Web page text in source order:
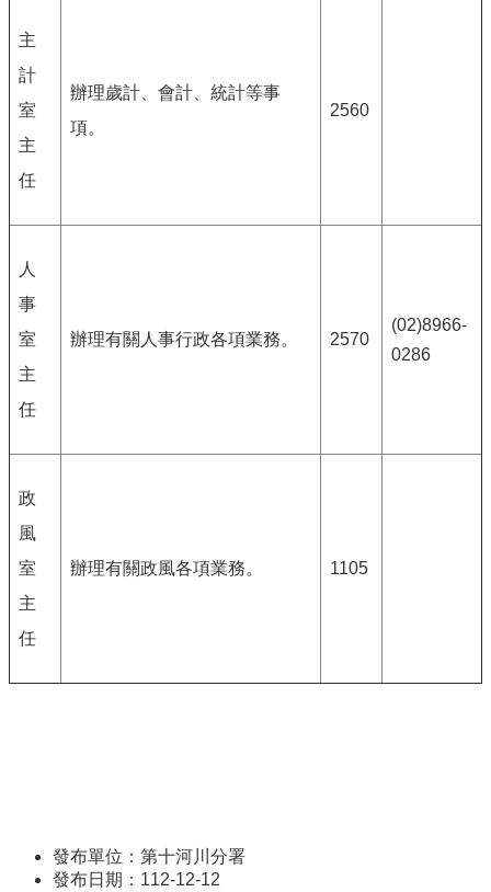
主
計
室
主
任
辦理歲計、會計、統計等事
項。
2560
人
事
室
主
任
辦理有關人事行政各項業務。 2570
(02)8966-
0286
政
風
室
主
任
辦理有關政風各項業務。 1105
發布單位：第十河川分署
發布日期：112-12-12